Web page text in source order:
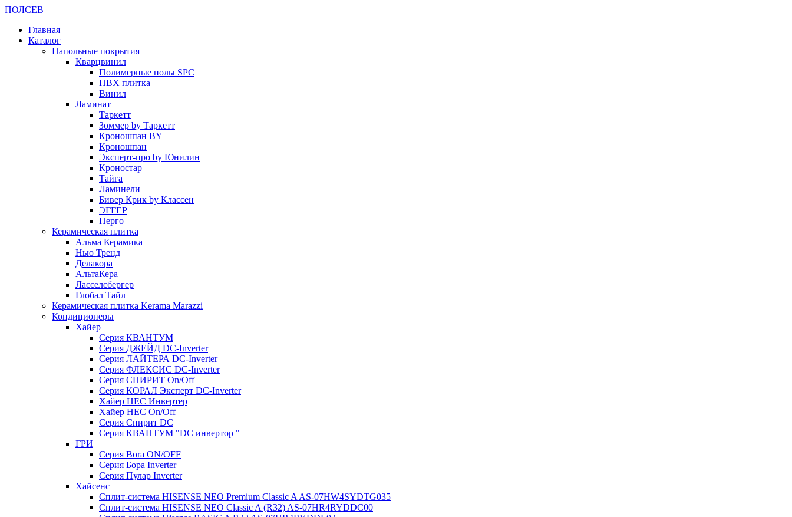
ПОЛСЕВ
Главная
Каталог
Напольные покрытия
Кварцвинил
Полимерные полы SPC
ПВХ плитка
Винил
Ламинат
Таркетт
Зоммер by Таркетт
Кроношпан BY
Кроношпан
Эксперт-про by Юнилин
Кроностар
Тайга
Ламинели
Бивер Крик by Классен
ЭГГЕР
Перго
Керамическая плитка
Альма Керамика
Нью Тренд
Делакора
АльтаКера
Ласселсбергер
Глобал Тайл
Керамическая плитка Kerama Marazzi
Кондиционеры
Хайер
Серия КВАНТУМ
Серия ДЖЕЙД DC-Inverter
Серия ЛАЙТЕРА DC-Inverter
Серия ФЛЕКСИС DC-Inverter
Серия СПИРИТ On/Off
Серия КОРАЛ Эксперт DC-Inverter
Хайер HEC Инвертер
Хайер HEC On/Off
Серия Спирит DC
Серия КВАНТУМ "DC инвертор "
ГРИ
Серия Bora ON/OFF
Серия Бора Inverter
Серия Пулар Inverter
Хайсенс
Сплит-система HISENSE NEO Premium Classic A AS-07HW4SYDTG035
Сплит-система HISENSE NEO Classic A (R32) AS-07HR4RYDDC00